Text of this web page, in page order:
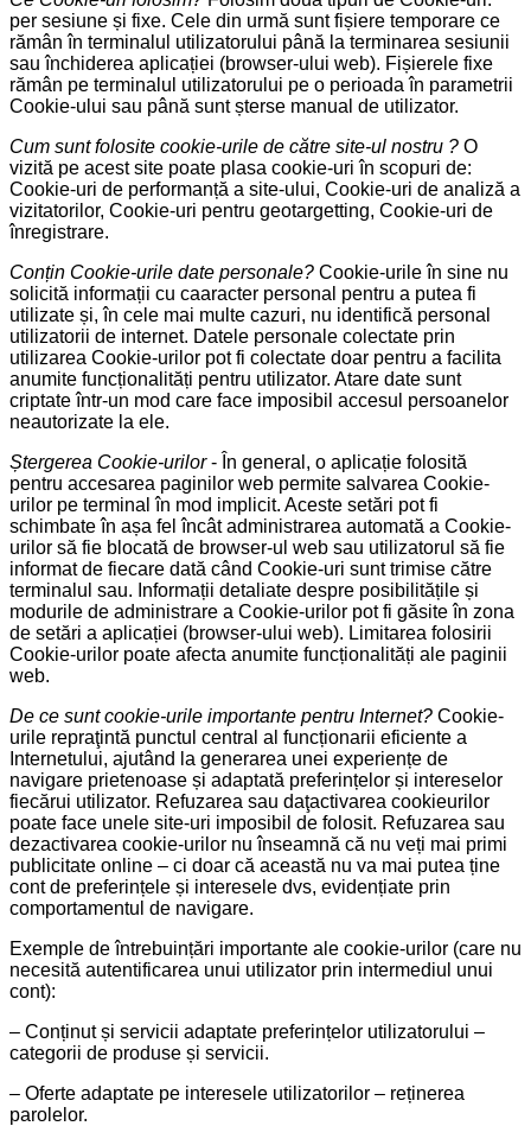
per sesiune și fixe. Cele din urmă sunt fișiere temporare ce
rămân în terminalul utilizatorului până la terminarea sesiunii
sau închiderea aplicației (browser-ului web). Fișierele fixe
rămân pe terminalul utilizatorului pe o perioada în parametrii
Cookie-ului sau până sunt șterse manual de utilizator.
Cum sunt folosite cookie-urile de către site-ul nostru ? O
vizită pe acest site poate plasa cookie-uri în scopuri de:
Cookie-uri de performanță a site-ului, Cookie-uri de analiză a
vizitatorilor, Cookie-uri pentru geotargetting, Cookie-uri de
înregistrare.
Conțin Cookie-urile date personale? Cookie-urile în sine nu
solicită informații cu caaracter personal pentru a putea fi
utilizate și, în cele mai multe cazuri, nu identifică personal
utilizatorii de internet. Datele personale colectate prin
utilizarea Cookie-urilor pot fi colectate doar pentru a facilita
anumite funcționalități pentru utilizator. Atare date sunt
criptate într-un mod care face imposibil accesul persoanelor
neautorizate la ele.
Ștergerea Cookie-urilor- În general, o aplicație folosită
pentru accesarea paginilor web permite salvarea Cookie-
urilor pe terminal în mod implicit. Aceste setări pot fi
schimbate în așa fel încât administrarea automată a Cookie-
urilor să fie blocată de browser-ul web sau utilizatorul să fie
informat de fiecare dată când Cookie-uri sunt trimise către
terminalul sau. Informații detaliate despre posibilitățile și
modurile de administrare a Cookie-urilor pot fi găsite în zona
de setări a aplicației (browser-ului web). Limitarea folosirii
Cookie-urilor poate afecta anumite funcționalități ale paginii
web.
De ce sunt cookie-urile importante pentru Internet? Cookie-
urile repraţintă punctul central al funcționarii eficiente a
Internetului, ajutând la generarea unei experiențe de
navigare prietenoase și adaptată preferințelor și intereselor
fiecărui utilizator. Refuzarea sau daţactivarea cookieurilor
poate face unele site-uri imposibil de folosit. Refuzarea sau
dezactivarea cookie-urilor nu înseamnă că nu veți mai primi
publicitate online – ci doar că această nu va mai putea ține
cont de preferințele și interesele dvs, evidențiate prin
comportamentul de navigare.
Exemple de întrebuințări importante ale cookie-urilor (care nu
necesită autentificarea unui utilizator prin intermediul unui
cont):
– Conținut și servicii adaptate preferințelor utilizatorului –
categorii de produse și servicii.
– Oferte adaptate pe interesele utilizatorilor – reținerea
parolelor.